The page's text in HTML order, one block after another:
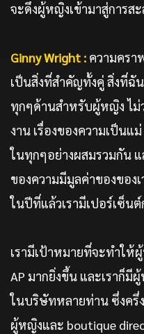
จะดึงผู้หญิงเข้ามาสู่การส
Ginny Wright : ความครา
เป็นสิ่งที่สำคัญทั้งคู่ สิ่งที่ฉั
ทุกๆด้านสำหรับผู้หญิง ไม่
งาน เรื่องของความเป็นแ
ในทุกๆอย่างผสมรวมกัน
ของความมีมูลค่าของของ
ในปีที่แล้วเรามีเปอร์เซ็
เรามีเป้าหมายที่จะทำให้
AP มากยิ่งขึ้น และเราก็
ในบริษัทหลายท่าน ซึ่งค
ผู้หญิงและ boutique